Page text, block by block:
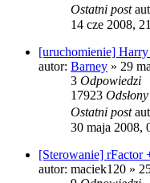
Ostatni post
14 cze 2008,
[uruchomienie]
autor: Barney » 29
3 Odpowiedzi
17923 Odsłony
Ostatni post
30 maja 2008,
[Sterowanie]
autor: maciek120 »